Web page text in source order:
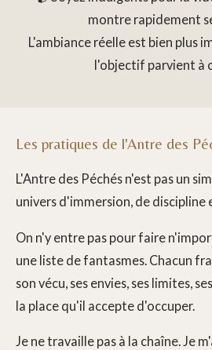
y
montre rapidement
L'ambiance réelle est bien plus
l'objectif parvient à
Les pratiques de l'Antre des
L'Antre des Péchés n'est pas un
univers d'immersion, de discipline
On n'y entre pas pour faire
une liste de fantasmes. Chacun
son vécu, ses envies, ses limites,
la place qu'il accepte d'occuper.
Je ne travaille pas à la chaîne. Je